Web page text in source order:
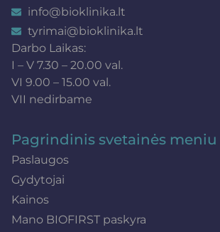
info@bioklinika.lt
tyrimai@bioklinika.lt
Darbo Laikas:
I – V 7.30 – 20.00 val.
VI 9.00 – 15.00 val.
VII nedirbame
Pagrindinis svetainės meniu
Paslaugos
Gydytojai
Kainos
Mano BIOFIRST paskyra